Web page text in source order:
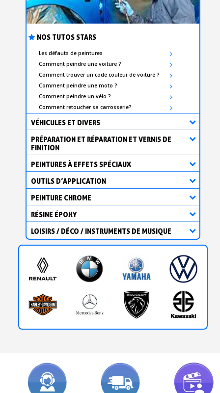
NOS TUTOS STARS
Les défauts de peintures
Comment peindre une voiture ?
Comment trouver un code couleur de voiture ?
Comment peindre une moto ?
Comment peindre un vélo ?
Comment retoucher sa carrosserie?
VÉHICULES ET DIVERS
PRÉPARATION ET RÉPARATION ET VERNIS DE
FINITION
PEINTURES À EFFETS SPÉCIAUX
OUTILS D’APPLICATION
PEINTURE CHROME
RÉSINE ÉPOXY
LOISIRS / DÉCO / INSTRUMENTS DE MUSIQUE